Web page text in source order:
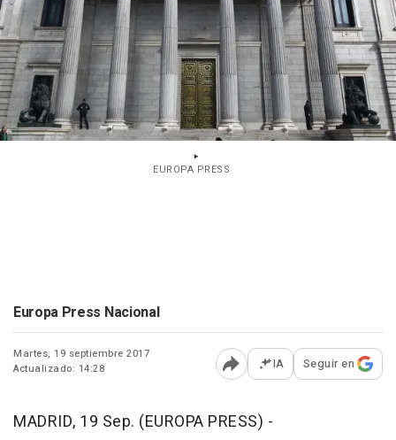
EUROPA PRESS
Europa Press Nacional
Martes, 19 septiembre 2017
Actualizado: 14:28
Abrir opciones para
IA Seguir en
MADRID, 19 Sep. (EUROPA PRESS) -